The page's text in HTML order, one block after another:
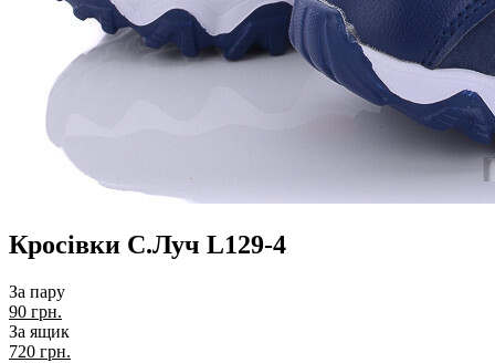
Кросівки С.Луч L129-4
За пару
90 грн.
За ящик
720 грн.